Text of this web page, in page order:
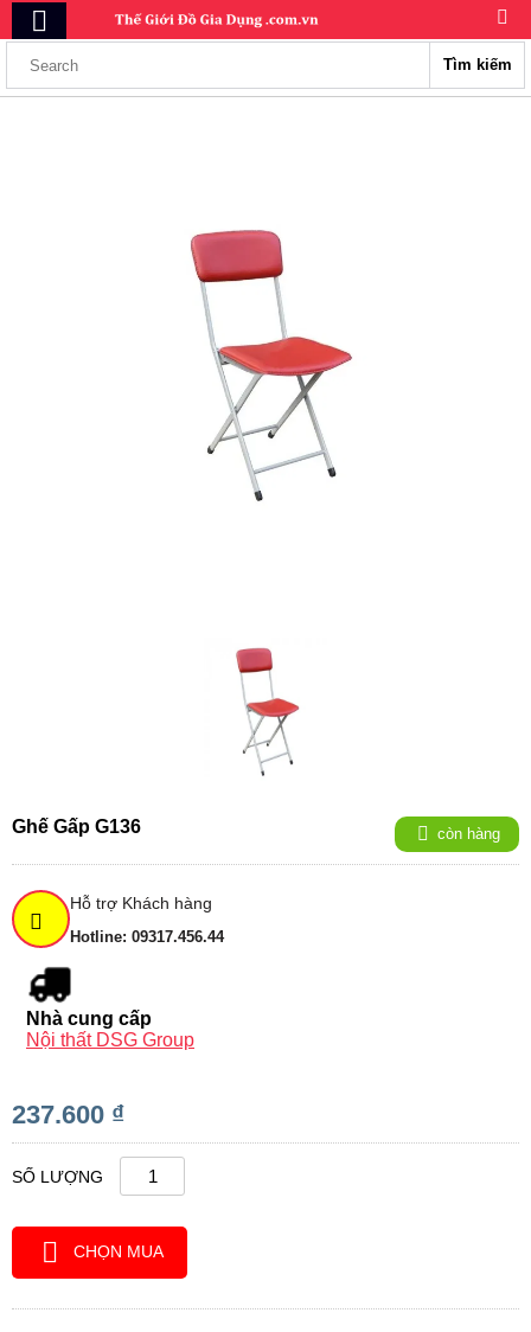
Tìm kiếm
Ghế Gấp G136 còn hàng
Hỗ trợ Khách hàng
Hotline: 09317.456.44
Nhà cung cấp
Nội thất DSG Group
237.600 ₫
SỐ LƯỢNG
CHỌN MUA